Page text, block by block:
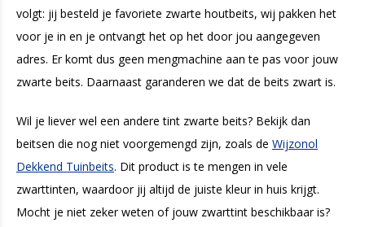
volgt: jij besteld je favoriete zwarte houtbeits, wij pakken het
voor je in en je ontvangt het op het door jou aangegeven
adres. Er komt dus geen mengmachine aan te pas voor jouw
zwarte beits. Daarnaast garanderen we dat de beits zwart is.
Wil je liever wel een andere tint zwarte beits? Bekijk dan
beitsen die nog niet voorgemengd zijn, zoals de Wijzonol
Dekkend Tuinbeits. Dit product is te mengen in vele
zwarttinten, waardoor jij altijd de juiste kleur in huis krijgt.
Mocht je niet zeker weten of jouw zwarttint beschikbaar is?